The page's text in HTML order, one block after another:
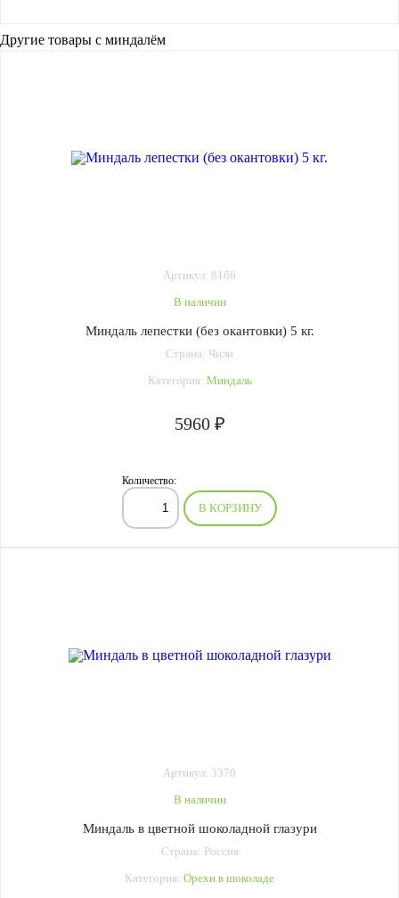
Другие товары с миндалём
Артикул: 8166
В наличии
Миндаль лепестки (без окантовки) 5 кг.
Страна: Чили
Категория: Миндаль
5960 ₽
Количество:
В КОРЗИНУ
Артикул: 3370
В наличии
Миндаль в цветной шоколадной глазури
Страна: Россия
Категория: Орехи в шоколаде